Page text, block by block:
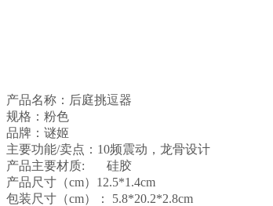
产品名称：后庭挑逗器
规格：粉色
品牌：谜姬
主要功能/卖点：10频震动，龙骨设计
产品主要材质:
硅胶
产品尺寸（cm）12.5*1.4cm
包装尺寸（cm）： 5.8*20.2*2.8cm